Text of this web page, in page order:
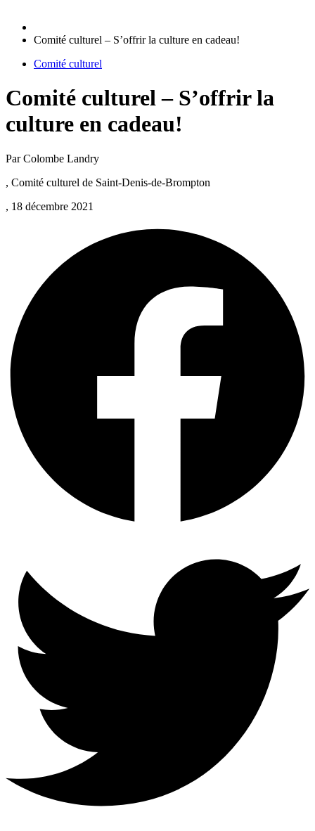
Comité culturel – S’offrir la culture en cadeau!
Comité culturel
Comité culturel – S’offrir la
culture en cadeau!
Par Colombe Landry
, Comité culturel de Saint-Denis-de-Brompton
, 18 décembre 2021